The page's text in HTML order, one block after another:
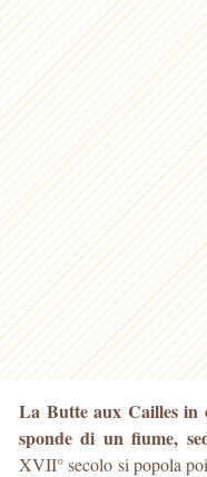
La Butte aux Cailles in
sponde di un fiume,
XVII° secolo si popola